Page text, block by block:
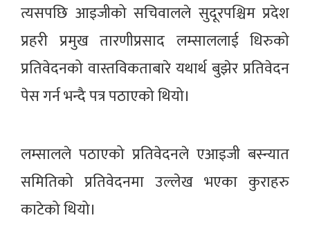
त्यसपछि आइजीको सचिवालले सुदूरपश्चिम प्रदेश
प्रहरी प्रमुख तारणीप्रसाद लम्साललाई धिरुको
प्रतिवेदनको वास्तविकताबारे यथार्थ बुझेर प्रतिवेदन
पेस गर्न भन्दै पत्र पठाएको थियो।
लम्सालले पठाएको प्रतिवेदनले एआइजी बस्न्यात
समितिको प्रतिवेदनमा उल्लेख भएका कुराहरु
काटेको थियो।